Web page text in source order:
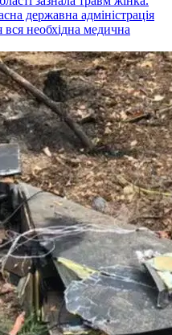
державна адміністрація
необхідна медична